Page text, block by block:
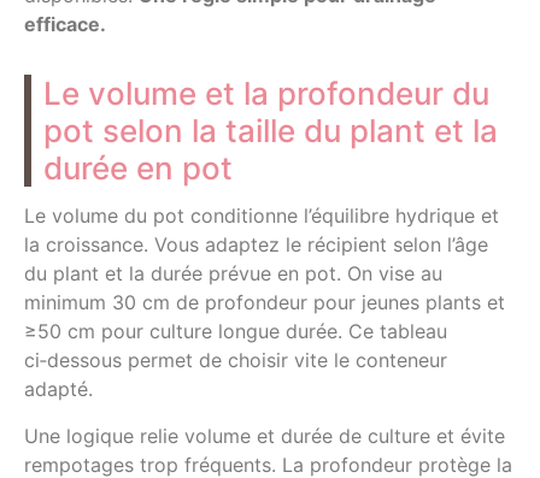
efficace.
Le volume et la profondeur du
pot selon la taille du plant et la
durée en pot
Le volume du pot conditionne l’équilibre hydrique et
la croissance. Vous adaptez le récipient selon l’âge
du plant et la durée prévue en pot. On vise au
minimum 30 cm de profondeur pour jeunes plants et
≥50 cm pour culture longue durée. Ce tableau
ci‑dessous permet de choisir vite le conteneur
adapté.
Une logique relie volume et durée de culture et évite
rempotages trop fréquents. La profondeur protège la